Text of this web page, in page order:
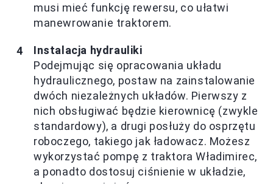
musi mieć funkcję rewersu, co ułatwi
manewrowanie traktorem.
Instalacja hydrauliki
Podejmując się opracowania układu
hydraulicznego, postaw na zainstalowanie
dwóch niezależnych układów. Pierwszy z
nich obsługiwać będzie kierownicę (zwykle
standardowy), a drugi posłuży do osprzętu
roboczego, takiego jak ładowacz. Możesz
wykorzystać pompę z traktora Władimirec,
a ponadto dostosuj ciśnienie w układzie,